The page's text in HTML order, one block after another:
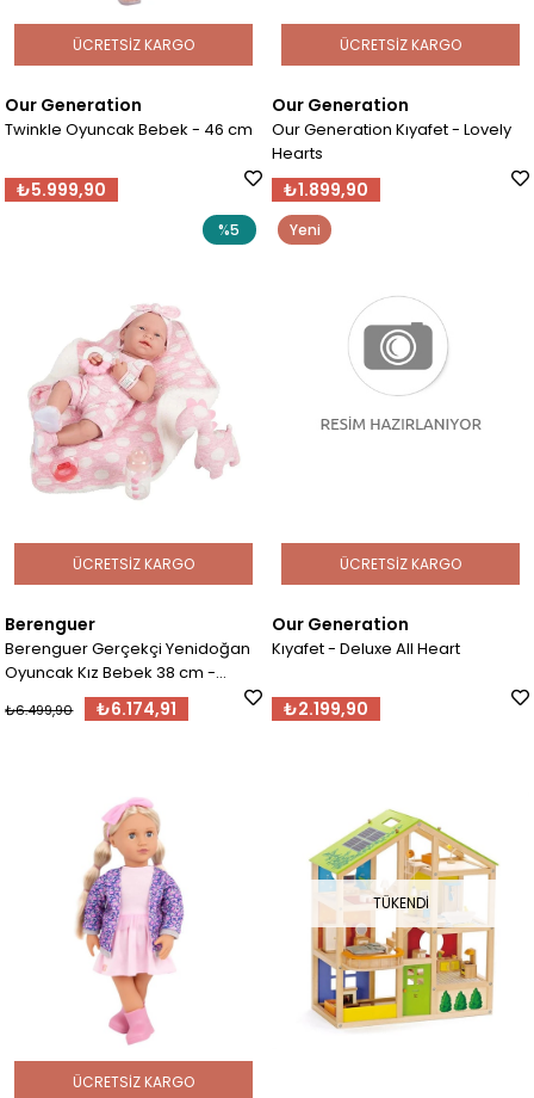
Our Generation
Twinkle Oyuncak Bebek - 46 cm
₺5.999,90
ÜCRETSIZ KARGO
Our Generation
Our Generation Kıyafet - Lovely
Hearts
₺1.899,90
ÜCRETSIZ KARGO
Berenguer
Berenguer Gerçekçi Yenidoğan
Oyuncak Kız Bebek 38 cm -
Pembe Dinazor
₺6.174,91
₺6.499,90
%5
ÜCRETSIZ KARGO
Our Generation
Kıyafet - Deluxe All Heart
₺2.199,90
ÜCRETSIZ KARGO
Yeni
ÜCRETSIZ KARGO
TÜKENDI